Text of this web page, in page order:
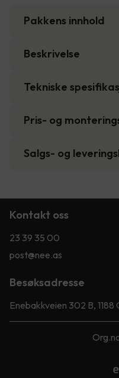
Pakkens innhold
Beskrivelse
Tekniske
Pris- og
Salgs- og
Kontakt oss
23 39 35 00
post@nee.as
Besøksadresse
Enebakkveien 302 B, 1188